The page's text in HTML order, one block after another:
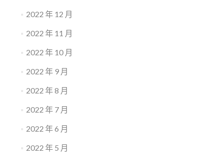
2022 年 12 月
2022 年 11 月
2022 年 10 月
2022 年 9 月
2022 年 8 月
2022 年 7 月
2022 年 6 月
2022 年 5 月